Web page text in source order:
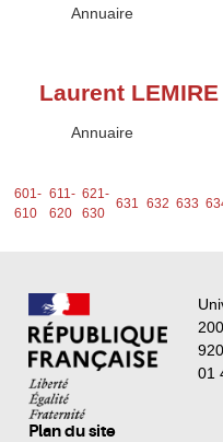
Type :
Annuaire
Laurent LEMIRE
Type :
Annuaire
601-
610
611-
620
621-
630
631 632 633
01
Plan du site